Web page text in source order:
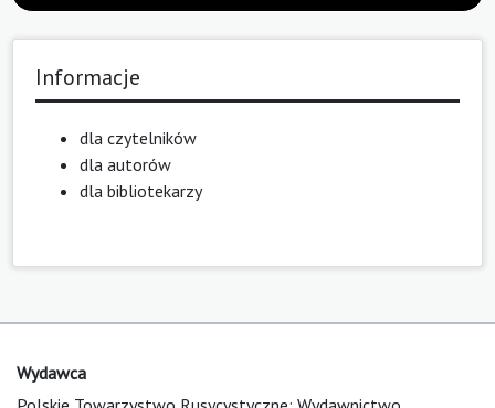
Informacje
dla czytelników
dla autorów
dla bibliotekarzy
Wydawca